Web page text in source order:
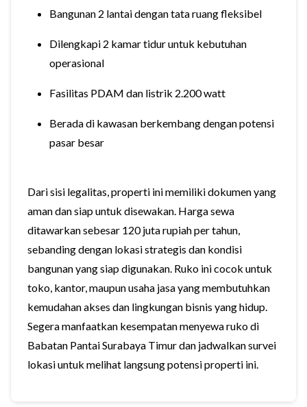
Bangunan 2 lantai dengan tata ruang fleksibel
Dilengkapi 2 kamar tidur untuk kebutuhan
operasional
Fasilitas PDAM dan listrik 2.200 watt
Berada di kawasan berkembang dengan potensi
pasar besar
Dari sisi legalitas, properti ini memiliki dokumen yang
aman dan siap untuk disewakan. Harga sewa
ditawarkan sebesar 120 juta rupiah per tahun,
sebanding dengan lokasi strategis dan kondisi
bangunan yang siap digunakan. Ruko ini cocok untuk
toko, kantor, maupun usaha jasa yang membutuhkan
kemudahan akses dan lingkungan bisnis yang hidup.
Segera manfaatkan kesempatan menyewa ruko di
Babatan Pantai Surabaya Timur dan jadwalkan survei
lokasi untuk melihat langsung potensi properti ini.